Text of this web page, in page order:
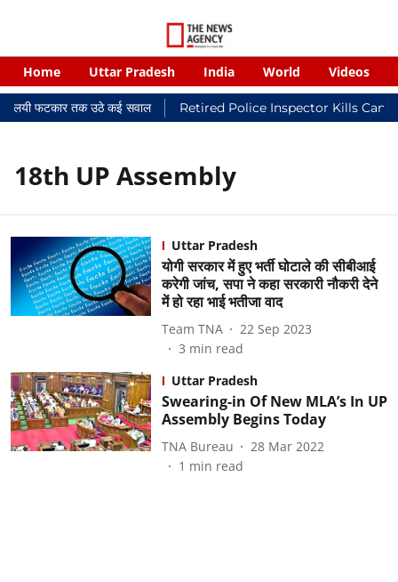
Home Uttar Pradesh India World Videos
फटकार तक उठे कई सवाल Retired Police Inspector Kills
18th UP Assembly
Uttar Pradesh
योगी सरकार में हुए भर्ती घोटाले की सीबीआई
करेगी जांच, सपा ने कहा सरकारी नौकरी देने
में हो रहा भाई भतीजा वाद
Team TNA
22 Sep 2023
3 min read
Uttar Pradesh
Swearing-in Of New MLA’s In UP
Assembly Begins Today
TNA Bureau
28 Mar 2022
1 min read